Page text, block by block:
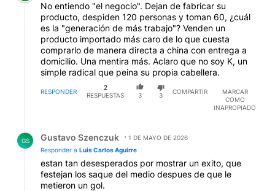
No entiendo "el negocio". Dejan de fabricar su
producto, despiden 120 personas y toman 60, ¿cuál
es la "generación de más trabajo"? Venden un
producto importado más caro de lo que cuesta
comprarlo de manera directa a china con entrega a
domicilio. Una mentira más. Aclaro que no soy K, un
simple radical que peina su propia cabellera.
RESPONDER
2
RESPUESTAS
3 3
COMPARTIR
MARCAR
COMO
INAPROPIADO
GS Gustavo Szenczuk
1 DE MAYO DE 2026
Responder a Luis Carlos Aguirre
estan tan desesperados por mostrar un exito, que
festejan los saque del medio despues de que le
metieron un gol.